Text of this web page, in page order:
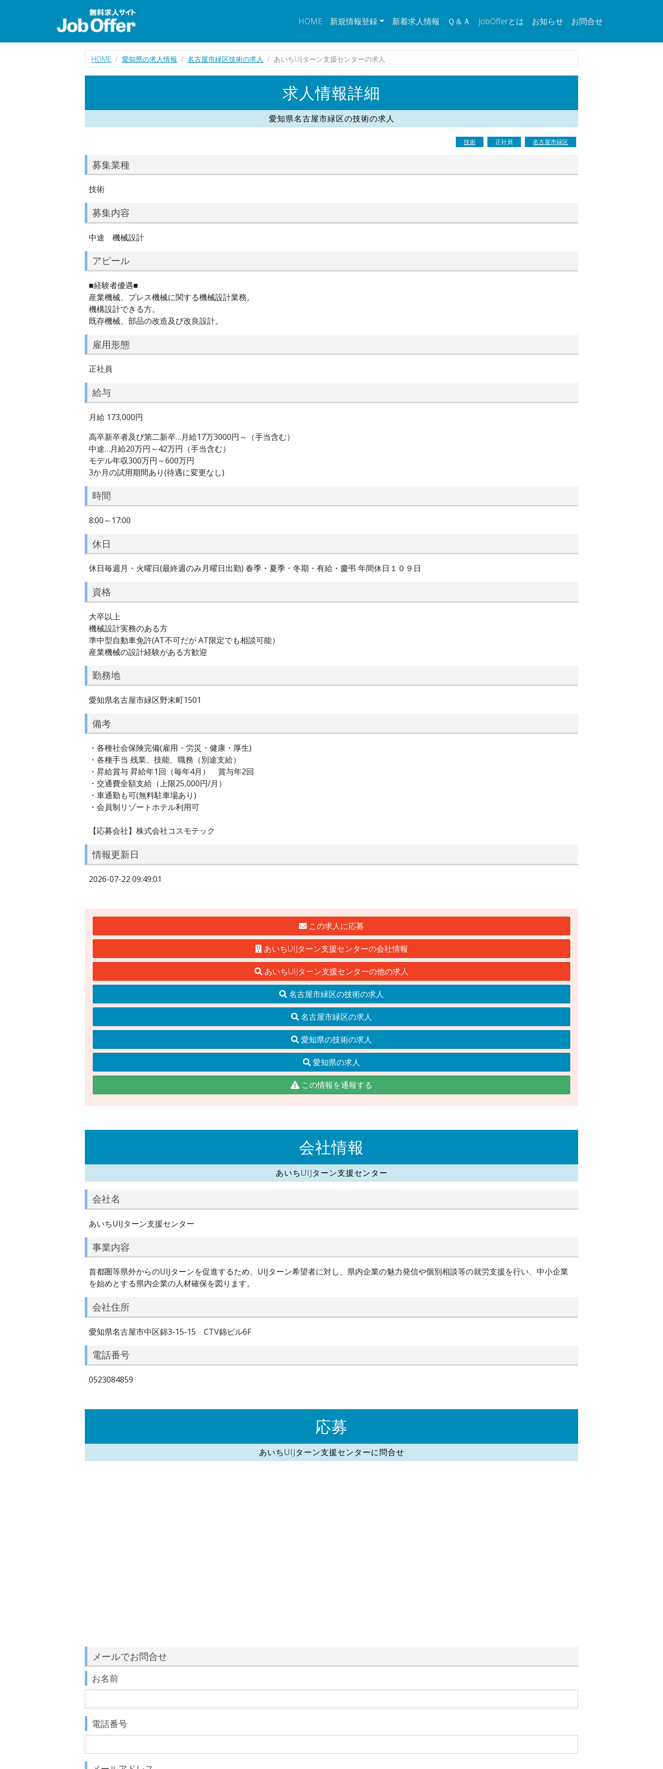
HOME 新規情報登録 新着求人情報 Ｑ＆Ａ JobOfferとは お知らせ お問合せ
HOME 愛知県の求人情報 名古屋市緑区技術の求人 あいちUIJターン支援センターの求人
求人情報詳細
愛知県名古屋市緑区の技術の求人
技術 正社員 名古屋市緑区
募集業種
技術
募集内容
中途 機械設計
アピール
■経験者優遇■
産業機械、プレス機械に関する機械設計業務。
機構設計できる方。
既存機械、部品の改造及び改良設計。
雇用形態
正社員
給与
月給 173,000円
高卒新卒者及び第二新卒…月給17万3000円～（手当含む）
中途…月給20万円～42万円（手当含む）
モデル年収300万円～600万円
3か月の試用期間あり(待遇に変更なし)
時間
8:00～17:00
休日
休日毎週月・火曜日(最終週のみ月曜日出勤) 春季・夏季・冬期・有給・慶弔 年間休日１０９日
資格
大卒以上
機械設計実務のある方
準中型自動車免許(AT不可だが AT限定でも相談可能）
産業機械の設計経験がある方歓迎
勤務地
愛知県名古屋市緑区野末町1501
備考
・各種社会保険完備(雇用・労災・健康・厚生)
・各種手当 残業、技能、職務（別途支給）
・昇給賞与 昇給年1回（毎年4月） 賞与年2回
・交通費全額支給（上限25,000円/月）
・車通勤も可(無料駐車場あり)
・会員制リゾートホテル利用可
【応募会社】株式会社コスモテック
情報更新日
2026-07-22 09:49:01
この求人に応募
あいちUIJターン支援センターの会社情報
あいちUIJターン支援センターの他の求人
名古屋市緑区の技術の求人
名古屋市緑区の求人
愛知県の技術の求人
愛知県の求人
この情報を通報する
会社情報
あいちUIJターン支援センター
会社名
あいちUIJターン支援センター
事業内容
首都圏等県外からのUIJターンを促進するため、UIJターン希望者に対し、県内企業の魅力発信や個別相談等の就労支援を行い、中小企業
を始めとする県内企業の人材確保を図ります。
会社住所
愛知県名古屋市中区錦3-15-15 CTV錦ビル6F
電話番号
0523084859
応募
あいちUIJターン支援センターに問合せ
メールでお問合せ
お名前
電話番号